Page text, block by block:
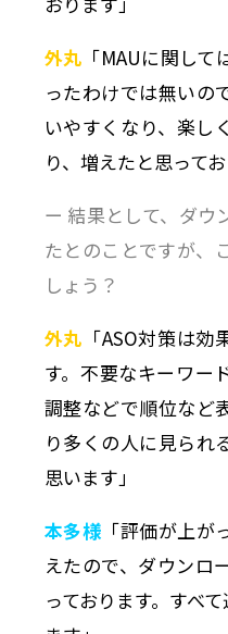
外丸 「MAUに関し
ったわけでは無いの
いやすくなり、楽し
り、増えたと思ってお
ー 結果として、ダウ
たとのことですが、
しょう？
外丸 「ASO対策は
す。不要なキーワー
調整などで順位など
り多くの人に見られ
思います」
本多様 「評価が上
えたので、ダウンロ
っております。すべ